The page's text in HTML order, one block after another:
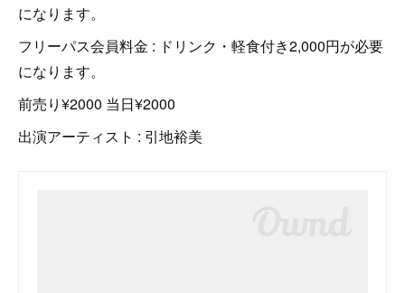
になります。
フリーパス会員料金 : ドリンク・軽食付き2,000円が必要
になります。
前売り¥2000 当日¥2000
出演アーティスト : 引地裕美